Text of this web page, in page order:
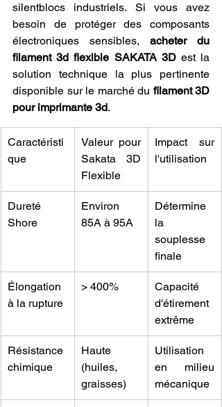
silentblocs industriels. Si vous avez
besoin de protéger des composants
électroniques sensibles, acheter du
filament 3d flexible SAKATA 3D est la
solution technique la plus pertinente
disponible sur le marché du filament 3D
pour imprimante 3d.
Caractéristi
que
Valeur pour
Sakata 3D
Flexible
Impact sur
l'utilisation
Dureté
Shore
Environ
85A à 95A
Détermine
la
souplesse
finale
Élongation
à la rupture
> 400%
Capacité
d'étirement
extrême
Résistance
chimique
Haute
(huiles,
graisses)
Utilisation
en milieu
mécanique